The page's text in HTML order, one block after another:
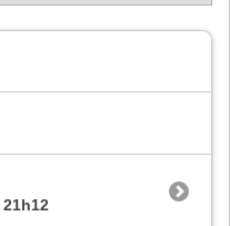
21h12